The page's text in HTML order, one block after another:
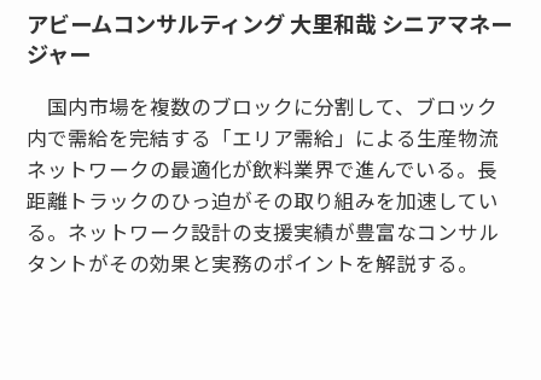
アビームコンサルティング 大里和哉 シニアマネー
ジャー
国内市場を複数のブロックに分割して、ブロック
内で需給を完結する「エリア需給」による生産物流
ネットワークの最適化が飲料業界で進んでいる。長
距離トラックのひっ迫がその取り組みを加速してい
る。ネットワーク設計の支援実績が豊富なコンサル
タントがその効果と実務のポイントを解説する。